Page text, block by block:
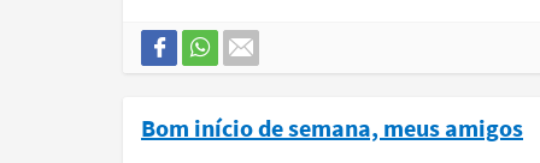
Bom início de semana, meus amigos